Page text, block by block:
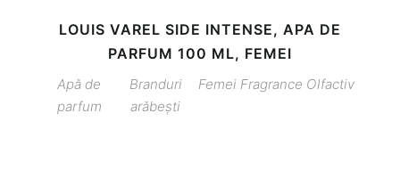
LOUIS VAREL SIDE INTENSE, APA DE
PARFUM 100 ML, FEMEI
Apă de
parfum
Branduri
arăbești
Femei Fragrance Olfactiv